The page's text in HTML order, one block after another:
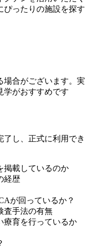
ぴったりの施設を探す
場合がございます。実
学がおすすめです
し、正式に利用でき
掲載しているのか
経歴
が回っているか？
査手法の有無
療育を行っているか